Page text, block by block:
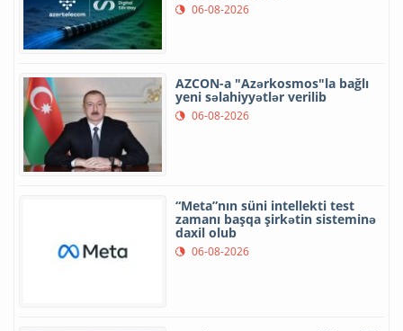
06-08-2026
AZCON-a "Azərkosmos"la bağlı
yeni səlahiyyətlər verilib
06-08-2026
“Meta”nın süni intellekti test
zamanı başqa şirkətin sisteminə
daxil olub
06-08-2026